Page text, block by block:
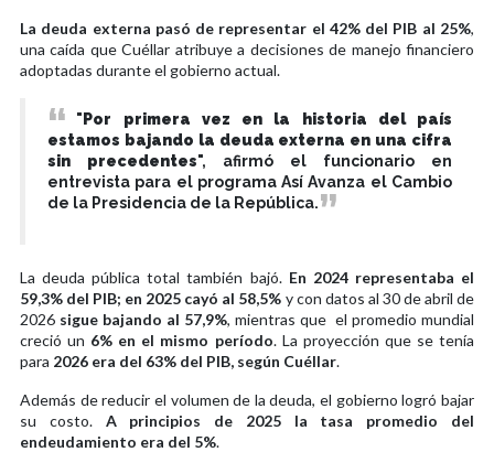
La deuda externa pasó de representar el 42% del PIB al 25%,
una caída que Cuéllar atribuye a decisiones de manejo financiero
adoptadas durante el gobierno actual.
" Por primera vez en la historia del país
estamos bajando la deuda externa en una cifra
sin precedentes", afirmó el funcionario en
entrevista para el programa Así Avanza el Cambio
de la Presidencia de la República.
La deuda pública total también bajó. En 2024 representaba el
59,3% del PIB; en 2025 cayó al 58,5% y con datos al 30 de abril de
2026 sigue bajando al 57,9%, mientras que el promedio mundial
creció un 6% en el mismo período. La proyección que se tenía
para 2026 era del 63% del PIB, según Cuéllar.
Además de reducir el volumen de la deuda, el gobierno logró bajar
su costo. A principios de 2025 la tasa promedio del
endeudamiento era del 5%.